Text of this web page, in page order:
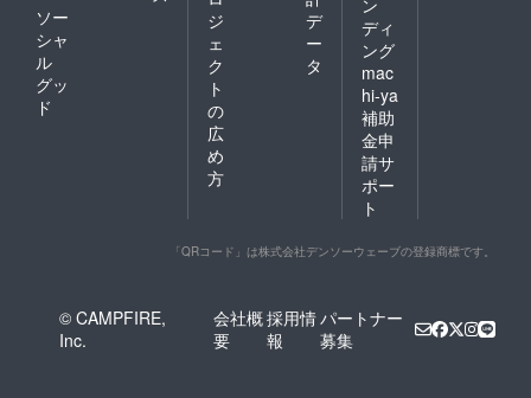
ソー
シャ
ル
グッ
ド
ジ
ェ
ク
ト
の
広
め
方
デ
ー
タ
ン
ディ
ング
mac
hi-ya
補助
金申
請サ
ポー
ト
「QRコード」は株式会社デンソーウェーブの登録商標です。
© CAMPFIRE,
Inc.
会社概
要
採用情
報
パートナー
募集